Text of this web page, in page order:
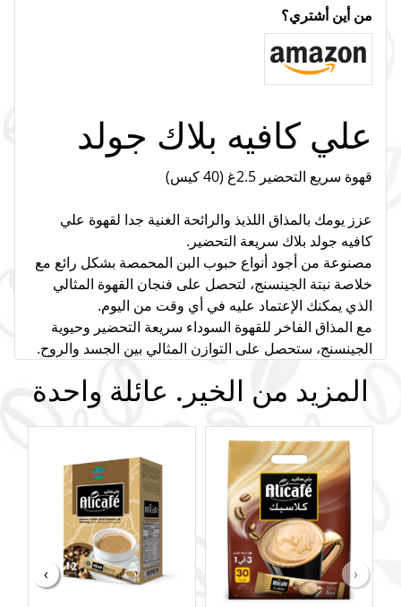
من أين أشتري؟
علي كافيه بلاك جولد
قهوة سريع التحضير 2.5غ (40 كيس)
عزز يومك بالمذاق اللذيذ والرائحة الغنية جدا لقهوة علي
كافيه جولد بلاك سريعة التحضير.
مصنوعة من أجود أنواع حبوب البن المحمصة بشكل رائع مع
خلاصة نبتة الجينسنج، لتحصل على فنجان القهوة المثالي
الذي يمكنك الإعتماد عليه في أي وقت من اليوم.
مع المذاق الفاخر للقهوة السوداء سريعة التحضير وحيوية
الجينسنج، ستحصل على التوازن المثالي بين الجسد والروح.
المزيد من الخير. عائلة واحدة
‹
›